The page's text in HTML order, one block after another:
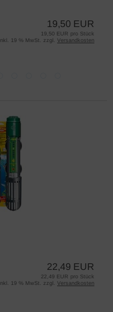
19,50 EUR
19,50 EUR pro Stück
inkl. 19 % MwSt. zzgl. Versandkosten
22,49 EUR
22,49 EUR pro Stück
inkl. 19 % MwSt. zzgl. Versandkosten